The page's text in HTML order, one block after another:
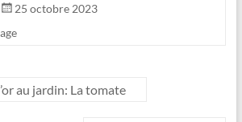
25 octobre 2023
au jardin: La tomate